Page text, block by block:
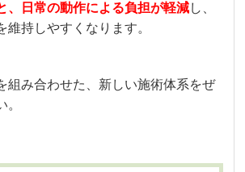
、日常の動作による負担が軽減し、
維持しやすくなります。
組み合わせた、新しい施術体系をぜ